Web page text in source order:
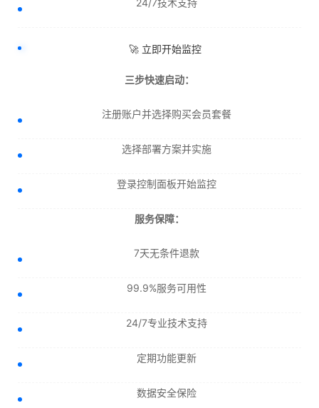
🚀 立即开始监控
三步快速启动：
注册账户并选择购买会员套餐
选择部署方案并实施
登录控制面板开始监控
服务保障：
7天无条件退款
99.9%服务可用性
24/7专业技术支持
定期功能更新
数据安全保险